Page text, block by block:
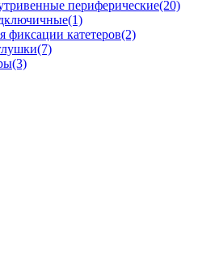
периферические(20)
(1)
фиксации катетеров(2)
(7)
(3)